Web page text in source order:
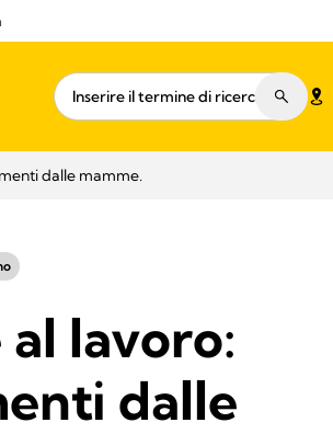
dalle mamme.
lavoro:
dalle